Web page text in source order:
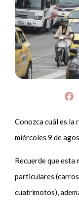
Conozca cuál es la
miércoles 9 de
Recuerde que esta
particulares
cuatrimotos),